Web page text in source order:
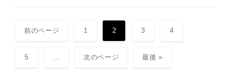
前のページ 1 2 3 4
5 ... 次のページ 最後 »